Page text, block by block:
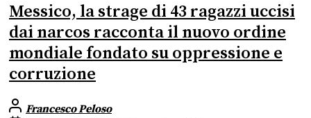
Messico, la strage di 43 ragazzi uccisi
dai narcos racconta il nuovo ordine
mondiale fondato su oppressione e
corruzione
Francesco Peloso